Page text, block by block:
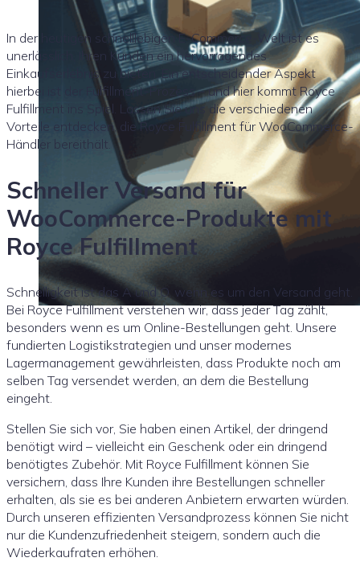
In der heutigen schnelllebigen E-Commerce-Welt ist es
unerlässlich, Ihren Kunden ein hervorragendes
Einkaufserlebnis zu bieten. Ein entscheidender Aspekt
hierbei ist der Fulfillment-Prozess – und hier kommt Royce
Fulfillment ins Spiel. Lassen Sie uns die verschiedenen
Vorteile entdecken, die Royce Fulfillment für WooCommerce-
Händler bereithält.
Schneller Versand für
WooCommerce-Produkte mit
Royce Fulfillment
Schnelligkeit ist das A und O, wenn es um den Versand geht.
Bei Royce Fulfillment verstehen wir, dass jeder Tag zählt,
besonders wenn es um Online-Bestellungen geht. Unsere
fundierten Logistikstrategien und unser modernes
Lagermanagement gewährleisten, dass Produkte noch am
selben Tag versendet werden, an dem die Bestellung
eingeht.
Stellen Sie sich vor, Sie haben einen Artikel, der dringend
benötigt wird – vielleicht ein Geschenk oder ein dringend
benötigtes Zubehör. Mit Royce Fulfillment können Sie
versichern, dass Ihre Kunden ihre Bestellungen schneller
erhalten, als sie es bei anderen Anbietern erwarten würden.
Durch unseren effizienten Versandprozess können Sie nicht
nur die Kundenzufriedenheit steigern, sondern auch die
Wiederkaufraten erhöhen.